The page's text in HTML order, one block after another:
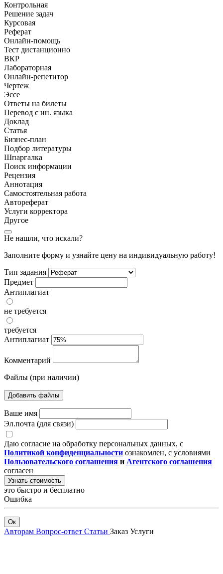
Контрольная
Решение задач
Курсовая
Реферат
Онлайн-помощь
Тест дистанционно
ВКР
Лабораторная
Онлайн-репетитор
Чертеж
Эссе
Ответы на билеты
Перевод с ин. языка
Доклад
Статья
Бизнес-план
Подбор литературы
Шпаргалка
Поиск информации
Рецензия
Аннотация
Самостоятельная работа
Автореферат
Услуги корректора
Другое
Не нашли, что искали?
Заполните форму и узнайте цену на индивидуальную работу!
Тип задания
Предмет
Антиплагиат
не требуется
требуется
Антиплагиат
Комментарий
Файлы (при наличии)
Добавить файлы
Ваше имя
Эл.почта (для связи)
Даю согласие на обработку персональных данных, с
Политикой конфиденциальности ознакомлен, с условиями
Пользовательского соглашения и Агентского соглашения
согласен
Узнать стоимость
это быстро и бесплатно
Ошибка
Ок
Авторам Вопрос-ответ Статьи Заказ Услуги